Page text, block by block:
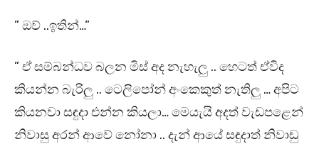
” ඔව් ..ඉතින්…”
” ඒ සම්බන්ධව බලන මිස් අද නැහැලු .. හෙටත් ඒවිද
කියන්න බැරිලු .. ටෙලිපෝන් අංකෙකුත් නැතිලු … අපිට
කියනවා සඳුදා එන්න කියලා… මෙයැයි අදත් වැඩපළෙන්
නිවාසු අරන් ආවේ නෝනා .. දැන් ආයේ සඳුදාත් නිවාඩු